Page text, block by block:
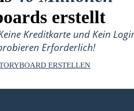
erstellt
Kreditkarte und Kein
Erforderlich!
ERSTELLEN